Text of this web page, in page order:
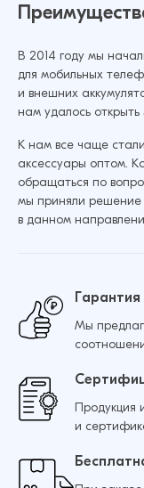
В 2014 году мы
для мобильных
и внешних
нам удалось открыть
К нам все чаще
аксессуары оптом.
обращаться по
мы приняли решение
в данном
Мы
Продукция
и